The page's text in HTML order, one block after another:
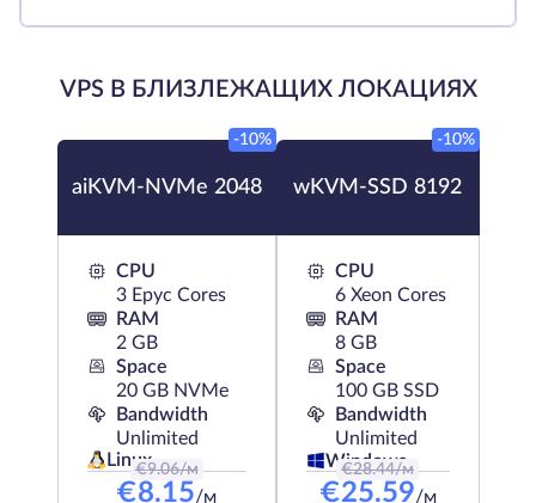
VPS В БЛИЗЛЕЖАЩИХ ЛОКАЦИЯХ
aiKVM-NVMe 2048
-10%
CPU
3 Epyc Cores
RAM
2 GB
Space
20 GB NVMe
Bandwidth
Unlimited
Linux
€9.06/м
€8.15/м
wKVM-SSD 8192
-10%
CPU
6 Xeon Cores
RAM
8 GB
Space
100 GB SSD
Bandwidth
Unlimited
Windows
€28.44/м
€25.59/м